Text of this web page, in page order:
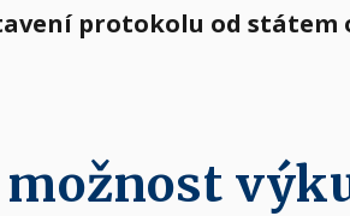
protokolu od státem